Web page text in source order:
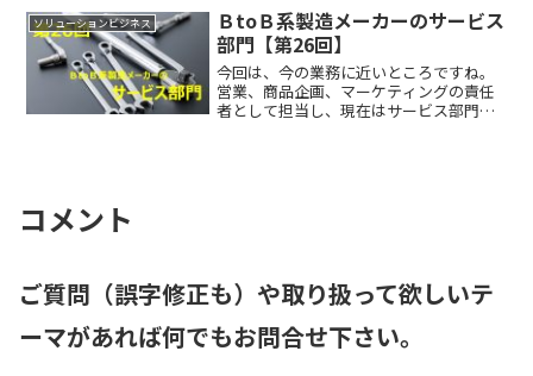
が、私の投稿のベースはほとんどソリュ
ーションビジネスが軸にな...
ソリューションビジネス
ＢtoＢ系製造メーカーのサービス
部門【第26回】
今回は、今の業務に近いところですね。
営業、商品企画、マーケティングの責任
者として担当し、現在はサービス部門の
コメント
ご質問（誤字修正も）や取り扱って欲しいテ
ーマがあれば何でもお問合せ下さい。